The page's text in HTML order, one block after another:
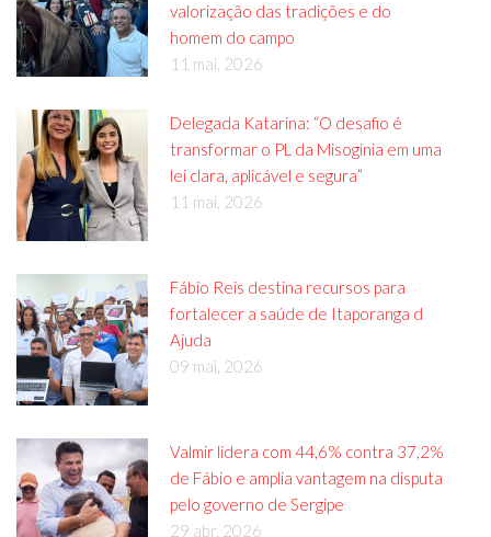
valorização das tradições e do
homem do campo
11 mai, 2026
Delegada Katarina: “O desafio é
transformar o PL da Misoginia em uma
lei clara, aplicável e segura”
11 mai, 2026
Fábio Reis destina recursos para
fortalecer a saúde de Itaporanga d
Ajuda
09 mai, 2026
Valmir lidera com 44,6% contra 37,2%
de Fábio e amplia vantagem na disputa
pelo governo de Sergipe
29 abr, 2026